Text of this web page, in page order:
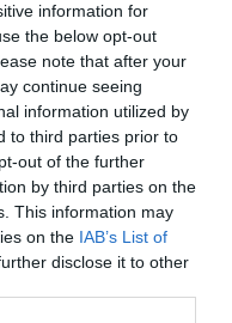
information for
the below opt-out
note that after your
continue seeing
information utilized by
to third parties prior to
out of the further
by third parties on the
This information may
on the IAB’s List of
disclose it to other
6 février 2019 - 11 h 20
min
d’être mis en ligne…
renouvelle
les Airbus A330-
s’envoleront
et